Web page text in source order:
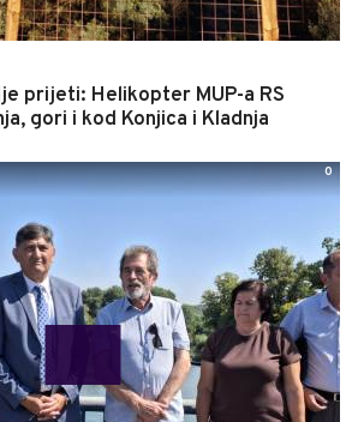
prijeti: Helikopter MUP-a RS
gori i kod Konjica i Kladnja
0